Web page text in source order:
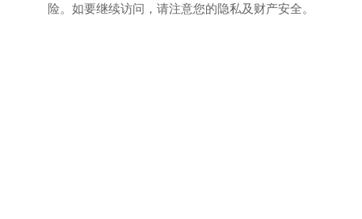
险。如要继续访问，请注意您的隐私及财产安全。